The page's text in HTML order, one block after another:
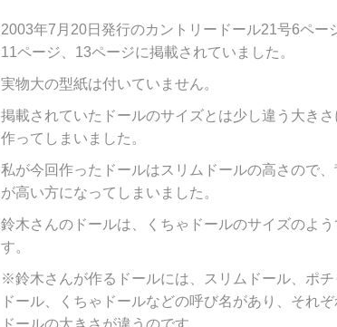
2003年7月20日発行のカントリードール21号6ペー
11ページ、13ページに掲載されていました。
実物大の型紙は付いていません。
掲載されていたドールのサイズとは少し違う大きさ
作ってしまいました。
私が今回作ったドールはスリムドールの高さので、
が高い方になってしまいました。
鈴木さんのドールは、くちゃドールのサイズのよう
す。
※鈴木さんが作るドールには、スリムドール、ポチ
ドール、くちゃドールなどの呼び名があり、それぞ
ドールの大きさが違うのです。